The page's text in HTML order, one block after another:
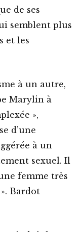
de ses
semblent plus
et les
à un autre,
Marylin à
»,
d’une
à un
sexuel. Il
femme très
Bardot